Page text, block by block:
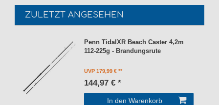
ZULETZT ANGESEHEN
Penn TidalXR Beach Caster 4,2m
112-225g - Brandungsrute
UVP 179,99 €
144,97 € *
In den Warenkorb